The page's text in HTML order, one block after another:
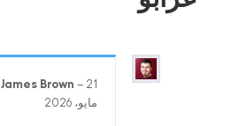
James Brown – 21
مايو، 2026